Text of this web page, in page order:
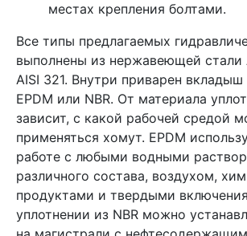
местах крепления болтами.
Все типы предлагаемых
выполнены из нержавеющей стали
AISI 321. Внутри приварен
EPDM или NBR. От материала
зависит, с какой рабочей средой
применяться хомут. EPDM
работе с любыми водными
различного состава, воздухом,
продуктами и твердыми
уплотнении из NBR можно